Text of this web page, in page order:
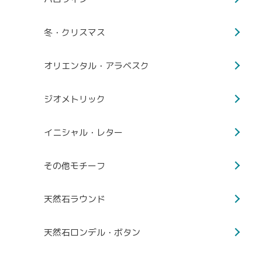
冬・クリスマス
オリエンタル・アラベスク
ジオメトリック
イニシャル・レター
その他モチーフ
天然石ラウンド
天然石ロンデル・ボタン